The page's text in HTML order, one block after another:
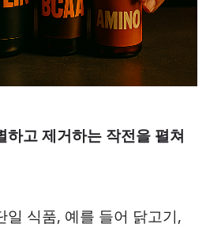
하고 제거하는 작전을 펼쳐
일 식품, 예를 들어 닭고기,